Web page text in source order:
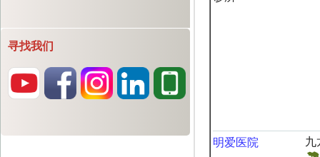
寻找我们